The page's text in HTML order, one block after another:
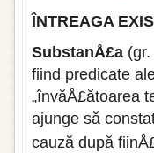
ÎNTREAGA
SubstanÅ£a (gr.
fiind predicate
„învăÅ£ătoarea
ajunge să
cauză după